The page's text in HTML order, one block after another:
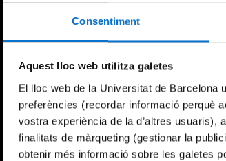
Consentiment
Aquest lloc web utilitza galetes
El lloc web de la Universitat de Barcelona
preferències (recordar informació perquè
vostra experiència de la d’altres usuaris),
finalitats de màrqueting (gestionar la
obtenir més informació sobre les galetes